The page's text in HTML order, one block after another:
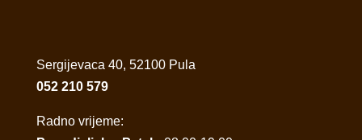
Sergijevaca 40, 52100 Pula
052 210 579
Radno vrijeme: